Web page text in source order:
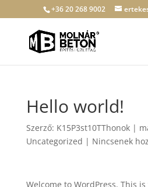
+36 20 268 9002
Hello world!
Szerző: K15P3st10TThonok|
Uncategorized | Nincsenek
Welcome to WordPress. This